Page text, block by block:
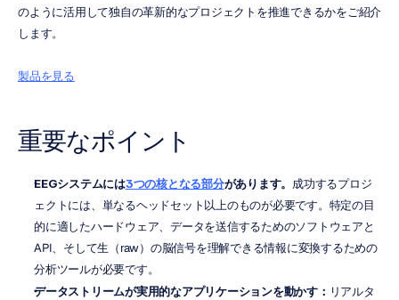
のように活用して独自の革新的なプロジェクトを推進できるかをご紹介
します。
製品を見る
重要なポイント
EEGシステムには3つの核となる部分があります。 成功するプロジ
ェクトには、単なるヘッドセット以上のものが必要です。特定の目
的に適したハードウェア、データを送信するためのソフトウェアと
API、そして生（raw）の脳信号を理解できる情報に変換するための
分析ツールが必要です。
データストリームが実用的なアプリケーションを動かす： リアルタ